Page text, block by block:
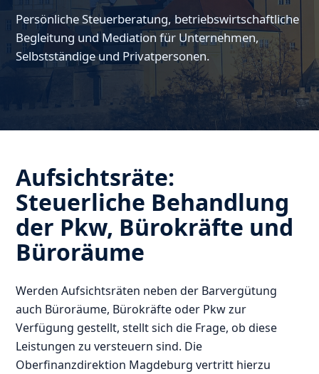
Persönliche Steuerberatung, betriebswirtschaftliche
Begleitung und Mediation für Unternehmen,
Selbstständige und Privatpersonen.
Aufsichtsräte:
Steuerliche Behandlung
der Pkw, Bürokräfte und
Büroräume
Werden Aufsichtsräten neben der Barvergütung
auch Büroräume, Bürokräfte oder Pkw zur
Verfügung gestellt, stellt sich die Frage, ob diese
Leistungen zu versteuern sind. Die
Oberfinanzdirektion Magdeburg vertritt hierzu